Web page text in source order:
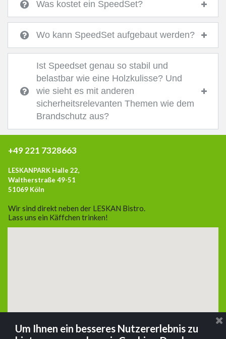
Was kostet ein SpeedSet?
Wo kann SpeedSet aufgebaut werden?
Ist Speedset genau so stabil und
belastbar wie eine Holzkulisse? Und
wie sieht es mit anderen
sicherheitsrelevanten Themen wie dem
Brandschutz aus?
+49 221 7328663
LESKANPARK Halle 22,
Waltherstraße 49-51
51069 Köln
Wir sind direkt neben der LESKAN Bistro.
Lass uns ein Käffchen trinken!
Um Ihnen ein besseres Nutzererlebnis zu